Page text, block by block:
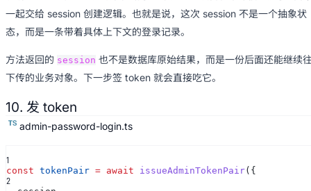
一起交给 session 创建逻辑。也就是说，这次 session 不是一个抽象状
态，而是一条带着具体上下文的登录记录。
方法返回的 session 也不是数据库原始结果，而是一份后面还能继续
下传的业务对象。下一步签 token 就会直接吃它。
10. 发 token
admin-password-login.ts
1
const tokenPair = await issueAdminTokenPair({
2